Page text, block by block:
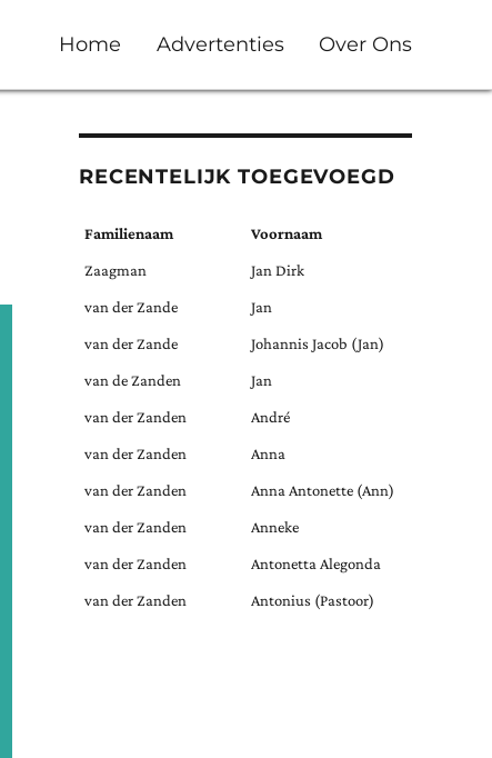
Home Advertenties Over Ons
RECENTELIJK TOEGEVOEGD
Familienaam Voornaam
Zaagman Jan Dirk
van der Zande Jan
van der Zande Johannis Jacob (Jan)
van de Zanden Jan
van der Zanden André
van der Zanden Anna
van der Zanden Anna Antonette (Ann)
van der Zanden Anneke
van der Zanden Antonetta Alegonda
van der Zanden Antonius (Pastoor)